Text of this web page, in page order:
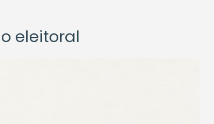
eleitoral